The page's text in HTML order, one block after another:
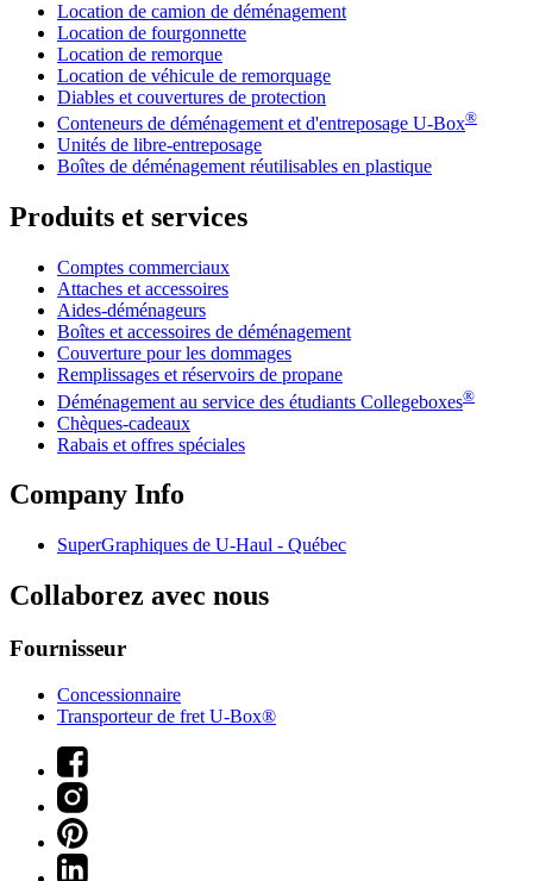
Location de camion de déménagement
Location de fourgonnette
Location de remorque
Location de véhicule de remorquage
Diables et couvertures de protection
Conteneurs de déménagement et d'entreposage U-Box®
Unités de libre-entreposage
Boîtes de déménagement réutilisables en plastique
Produits et services
Comptes commerciaux
Attaches et accessoires
Aides-déménageurs
Boîtes et accessoires de déménagement
Couverture pour les dommages
Remplissages et réservoirs de propane
Déménagement au service des étudiants Collegeboxes®
Chèques-cadeaux
Rabais et offres spéciales
Company Info
SuperGraphiques de U-Haul - Québec
Collaborez avec nous
Fournisseur
Concessionnaire
Transporteur de fret U-Box®